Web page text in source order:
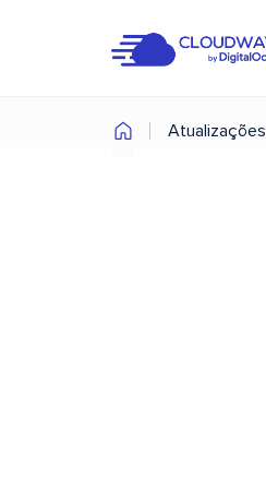
Atualizações